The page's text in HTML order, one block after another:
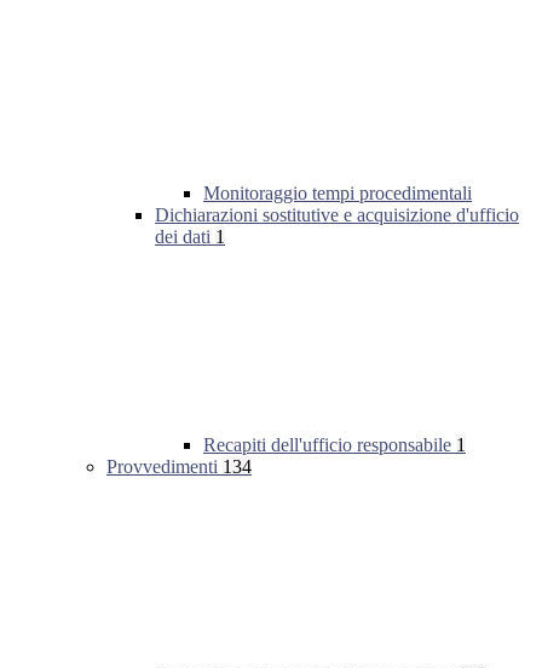
Monitoraggio tempi procedimentali
Dichiarazioni sostitutive e acquisizione d'ufficio
dei dati 1
Recapiti dell'ufficio responsabile 1
Provvedimenti 134